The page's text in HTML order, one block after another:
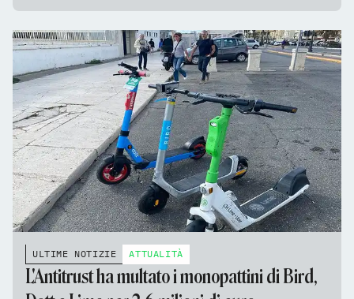
ULTIME NOTIZIE ATTUALITÀ
L'Antitrust ha multato i monopattini di Bird,